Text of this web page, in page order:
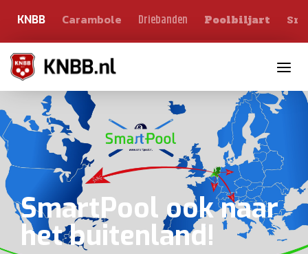
KNBB Carambole Driebanden Poolbiljart
SmartPool ook naar
het buitenland!